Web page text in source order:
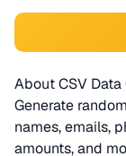
About CSV Data
Generate random
names, emails,
amounts, and